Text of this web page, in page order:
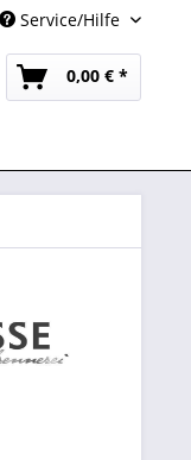
Service/Hilfe
0,00 € *